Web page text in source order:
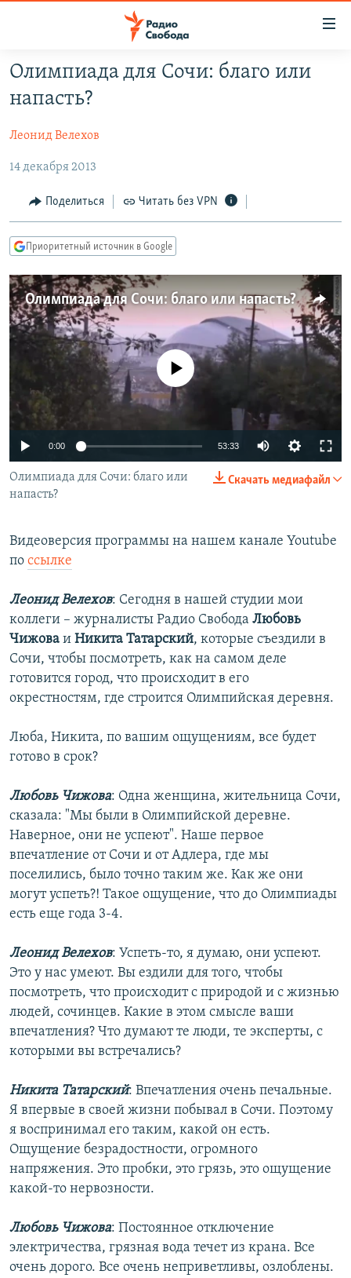
упрощенного
доступа
содержанию
Вернутся
главной
навигации
Вернутся
поиску
АВТОРСКИЕ ПРОЕКТЫ
ЦИТАТЫ СВОБОДЫ
МНЕНИЯ
КУЛЬТУРА
IDEL.РЕАЛИИ
КАВКАЗ.РЕАЛИИ
СЕВЕР.РЕАЛИИ
СИБИРЬ.РЕАЛИИ
РАСПИСАНИЕ ВЕЩАНИЯ
ПОДПИШИТЕСЬ НА РАССЫЛКУ
Все сайты РСЕ/РС
Олимпиада для Сочи: благо или
напасть?
Леонид Велехов
14 декабря 2013
Поделиться Читать без VPN
Приоритетный источник в Google
Олимпиада для Сочи: благо или напасть?
No media source currently available
0:00 53:33
Скачать медиафайл
Олимпиада для Сочи: благо или
напасть?
Видеоверсия программы на нашем канале Youtube
по ссылке
Леонид Велехов: Сегодня в нашей студии мои
коллеги – журналисты Радио Свобода Любовь
Чижова и Никита Татарский, которые съездили в
Сочи, чтобы посмотреть, как на самом деле
готовится город, что происходит в его
окрестностям, где строится Олимпийская деревня.
Люба, Никита, по вашим ощущениям, все будет
готово в срок?
Любовь Чижова: Одна женщина, жительница Сочи,
сказала: "Мы были в Олимпийской деревне.
Наверное, они не успеют". Наше первое
впечатление от Сочи и от Адлера, где мы
поселились, было точно таким же. Как же они
могут успеть?! Такое ощущение, что до Олимпиады
есть еще года 3-4.
Леонид Велехов: Успеть-то, я думаю, они успеют.
Это у нас умеют. Вы ездили для того, чтобы
посмотреть, что происходит с природой и с жизнью
людей, сочинцев. Какие в этом смысле ваши
впечатления? Что думают те люди, те эксперты, с
которыми вы встречались?
Никита Татарский: Впечатления очень печальные.
Я впервые в своей жизни побывал в Сочи. Поэтому
я воспринимал его таким, какой он есть.
Ощущение безрадостности, огромного
напряжения. Это пробки, это грязь, это ощущение
какой-то нервозности.
Любовь Чижова: Постоянное отключение
электричества, грязная вода течет из крана. Все
очень дорого. Все очень неприветливы, озлоблены.